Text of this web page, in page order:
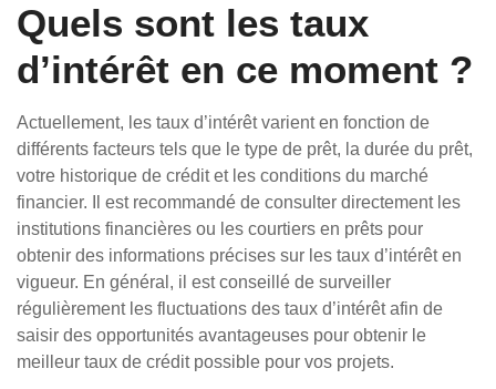
Quels sont les taux
d’intérêt en ce moment ?
Actuellement, les taux d’intérêt varient en fonction de
différents facteurs tels que le type de prêt, la durée du prêt,
votre historique de crédit et les conditions du marché
financier. Il est recommandé de consulter directement les
institutions financières ou les courtiers en prêts pour
obtenir des informations précises sur les taux d’intérêt en
vigueur. En général, il est conseillé de surveiller
régulièrement les fluctuations des taux d’intérêt afin de
saisir des opportunités avantageuses pour obtenir le
meilleur taux de crédit possible pour vos projets.